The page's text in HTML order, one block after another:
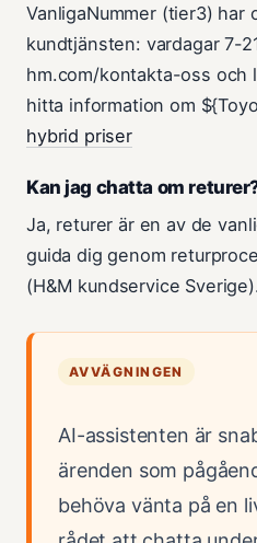
VanligaNummer (tier3)
kundtjänsten: vardagar 7-
hm.com/kontakta-oss och
hitta information om
hybrid priser
Kan jag chatta om
Ja, returer är en av de
guida dig genom
(H&M kundservice Sverige).
AVVÄGNINGEN
AI-assistenten är
ärenden som
behöva vänta på en